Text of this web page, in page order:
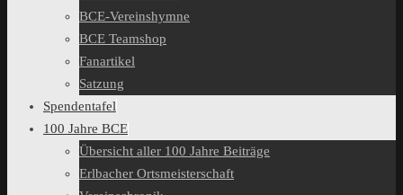
BCE-Vereinshymne
BCE Teamshop
Fanartikel
Satzung
Spendentafel
100 Jahre BCE
Übersicht aller 100 Jahre Beiträge
Erlbacher Ortsmeisterschaft